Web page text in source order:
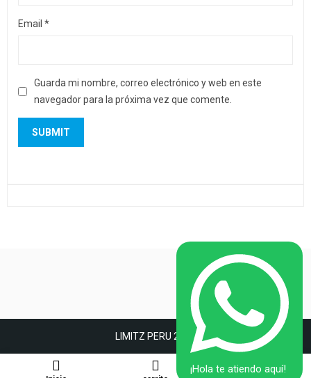
Email *
Guarda mi nombre, correo electrónico y web en este
navegador para la próxima vez que comente.
LIMITZ PERU 2022
¡Hola te atiendo aquí!